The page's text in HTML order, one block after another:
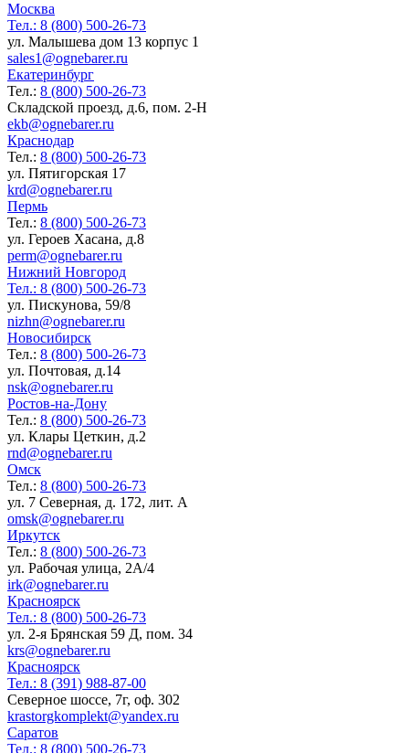
Москва
Тел.: 8 (800) 500-26-73
ул. Малышева дом 13 корпус 1
sales1@ognebarer.ru
Екатеринбург
Тел.: 8 (800) 500-26-73
Складской проезд, д.6, пом. 2-Н
ekb@ognebarer.ru
Краснодар
Тел.: 8 (800) 500-26-73
ул. Пятигорская 17
krd@ognebarer.ru
Пермь
Тел.: 8 (800) 500-26-73
ул. Героев Хасана, д.8
perm@ognebarer.ru
Нижний Новгород
Тел.: 8 (800) 500-26-73
ул. Пискунова, 59/8
nizhn@ognebarer.ru
Новосибирск
Тел.: 8 (800) 500-26-73
ул. Почтовая, д.14
nsk@ognebarer.ru
Ростов-на-Дону
Тел.: 8 (800) 500-26-73
ул. Клары Цеткин, д.2
rnd@ognebarer.ru
Омск
Тел.: 8 (800) 500-26-73
ул. 7 Северная, д. 172, лит. А
omsk@ognebarer.ru
Иркутск
Тел.: 8 (800) 500-26-73
ул. Рабочая улица, 2А/4
irk@ognebarer.ru
Красноярск
Тел.: 8 (800) 500-26-73
ул. 2-я Брянская 59 Д, пом. 34
krs@ognebarer.ru
Красноярск
Тел.: 8 (391) 988-87-00
Северное шоссе, 7г, оф. 302
krastorgkomplekt@yandex.ru
Саратов
Тел.: 8 (800) 500-26-73